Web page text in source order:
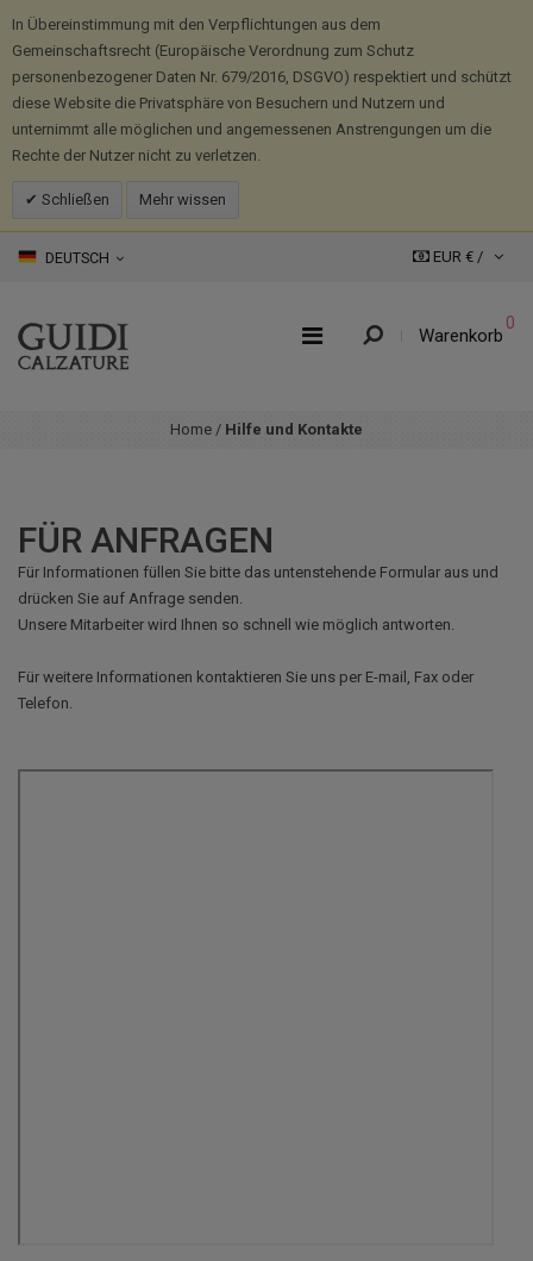
In Übereinstimmung mit den Verpflichtungen aus dem
Gemeinschaftsrecht (Europäische Verordnung zum Schutz
personenbezogener Daten Nr. 679/2016, DSGVO) respektiert und schützt
diese Website die Privatsphäre von Besuchern und Nutzern und
unternimmt alle möglichen und angemessenen Anstrengungen um die
Rechte der Nutzer nicht zu verletzen.
Schließen Mehr wissen
DEUTSCH EUR € /
Warenkorb
0
Home / Hilfe und Kontakte
FÜR ANFRAGEN
Für Informationen füllen Sie bitte das untenstehende Formular aus und
drücken Sie auf Anfrage senden.
Unsere Mitarbeiter wird Ihnen so schnell wie möglich antworten.
Für weitere Informationen kontaktieren Sie uns per E-mail, Fax oder
Telefon.